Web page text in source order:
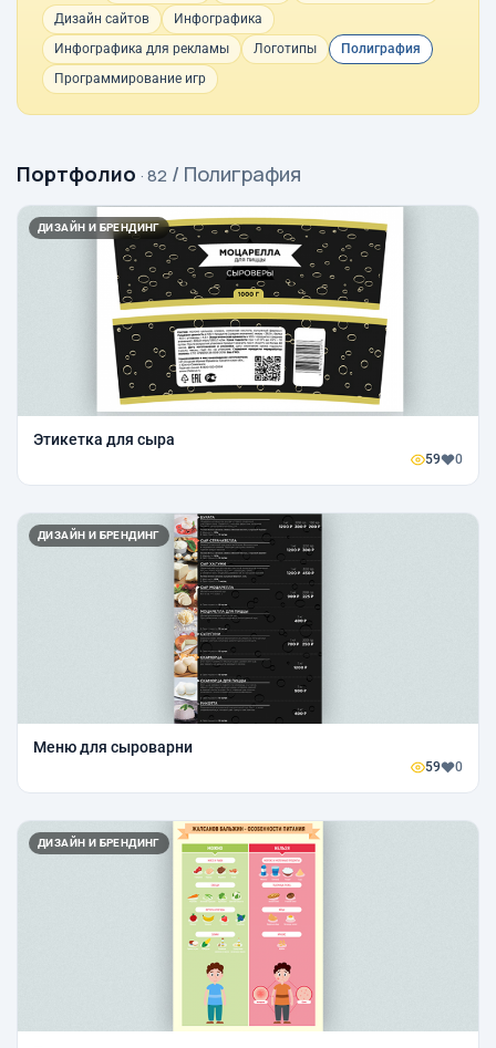
Дизайн сайтов
Инфографика
Инфографика для рекламы
Логотипы
Полиграфия
Программирование игр
Портфолио · 82 / Полиграфия
ДИЗАЙН И БРЕНДИНГ
Этикетка для сыра
59 0
ДИЗАЙН И БРЕНДИНГ
Меню для сыроварни
59 0
ДИЗАЙН И БРЕНДИНГ